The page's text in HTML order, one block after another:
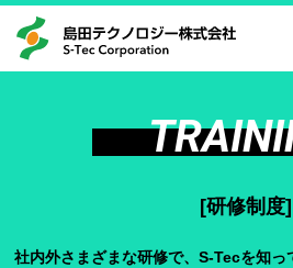
[研修制度]
社内外さまざまな研修で、S-Tecを知っ